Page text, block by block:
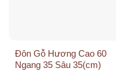
Đôn Gỗ Hương Cao 60
Ngang 35 Sâu 35(cm)